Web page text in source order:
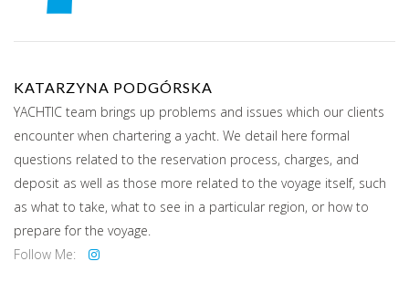
KATARZYNA PODGÓRSKA
YACHTIC team brings up problems and issues which our clients
encounter when chartering a yacht. We detail here formal
questions related to the reservation process, charges, and
deposit as well as those more related to the voyage itself, such
as what to take, what to see in a particular region, or how to
prepare for the voyage.
Follow Me: